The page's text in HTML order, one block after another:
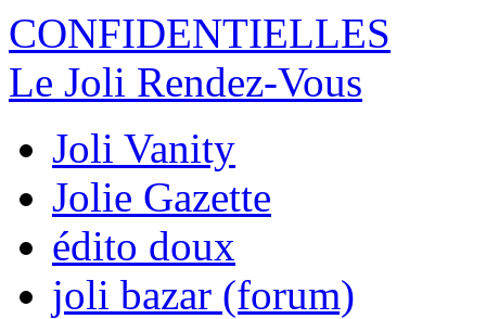
CONFIDENTIELLES
Le Joli Rendez-Vous
Joli Vanity
Jolie Gazette
édito doux
joli bazar (forum)